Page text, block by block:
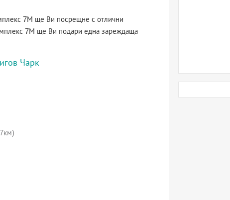
7М ще Ви посрещне с отлични
7М ще Ви подари една зареждаща
Чарк